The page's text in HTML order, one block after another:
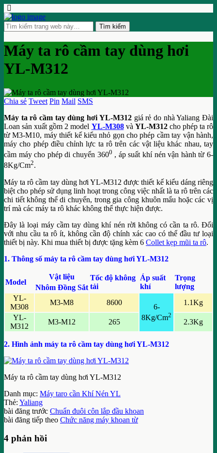
Máy ta rô cầm tay dùng hơi
YL-M312
Chia sẻ Tweet Pin Mail SMS
Máy ta rô cầm tay dùng hơi YL-M312giá rẻ do nhà Yaliang Đài
Loan sản xuất gồm 2 model YL-M308và YL-M312cho phép ta rô
từ M3-M10, máy thiết kế kiểu nhỏ gọn cho phép cầm tay vận hành,
máy cho phép điều chỉnh lực ta rô trên các vật liệu khác nhau, tay
cầm máy cho phép di chuyển 3600 , áp suất khí nén vận hành từ 6-
8Kg/Cm2.
Máy ta rô cầm tay dùng hơi YL-M312 được thiết kế kiểu dáng riêng
biệt cho phép sử dụng linh hoạt trong công việc nhất là ta rô trên các
chi tiết không thể di chuyển, trong gia công khuôn mẩu hoặc các vị
trí mà các máy ta rô khác không thể thực hiện được.
Đây là loại máy cầm tay dùng khí nén rời không có cần ta rô. Đối
với nhu cầu ta rô ít, không cần độ chính xác cao có thể đầu tư loại
thiết bị này. Khi mua thiết bị được tặng kèm 6 Collet kẹp mũi ta rô.
1. Thông số máy ta rô cầm tay dùng hơi YL-M312
Model
Vật liệu
Tốc độ không
tải
Áp suất
khí
Trọng
lượng
Nhôm Đồng Sắt
YL-
M308
M3-M8 8600
6-
8Kg/Cm2
1.1Kg
YL-
M312
M3-M12 265 2.3Kg
2. Hình ảnh máy ta rô cầm tay dùng hơi YL-M312
Máy ta rô cầm tay dùng hơi YL-M312
Danh mục: Máy taro cần Khí Nén YL
Thẻ: Yaliang
bài đăng trước Chuẩn đuôi côn lắp đầu khoan
bài đăng tiếp theo Chức năng máy khoan từ
4 phản hồi